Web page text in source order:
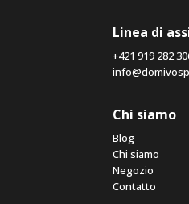
Linea di
+421 919 282
Chi siamo
Blog
Chi siamo
Negozio
Contatto